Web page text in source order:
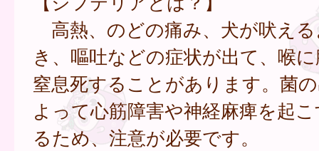
高熱、のどの痛み、犬が吠え
き、嘔吐などの症状が出て、喉
窒息死することがあります。菌
よって心筋障害や神経麻痺を起
るため、注意が必要です。